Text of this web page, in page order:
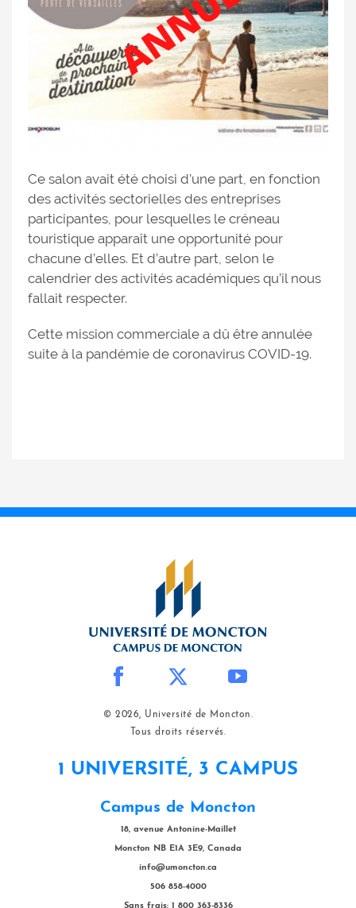
Ce salon avait été choisi d’une part, en fonction
des activités sectorielles des entreprises
participantes, pour lesquelles le créneau
touristique apparaît une opportunité pour
chacune d’elles. Et d’autre part, selon le
calendrier des activités académiques qu’il nous
fallait respecter.
Cette mission commerciale a dû être annulée
suite à la pandémie de coronavirus COVID-19.
© 2026, Université de Moncton.
Tous droits réservés.
1 UNIVERSITÉ, 3 CAMPUS
Campus de Moncton
18, avenue Antonine-Maillet
Moncton NB E1A 3E9, Canada
info@umoncton.ca
506 858-4000
Sans frais: 1 800 363-8336